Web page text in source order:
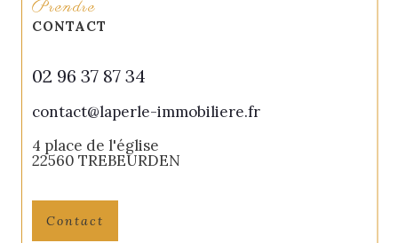
Prendre
CONTACT
02 96 37 87 34
contact@laperle-immobiliere.fr
4 place de l'église
22560 TREBEURDEN
Contact